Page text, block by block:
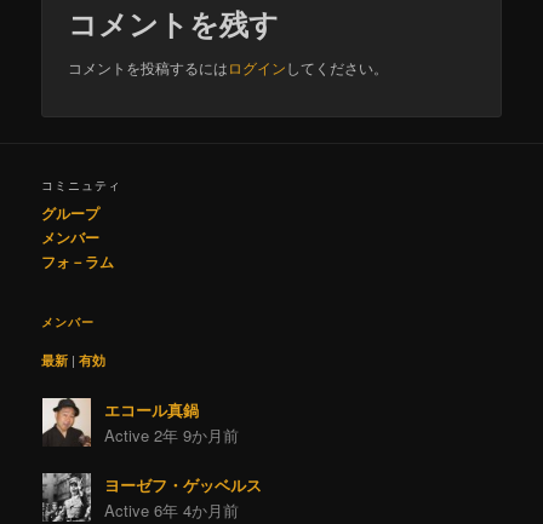
コメントを残す
コメントを投稿するにはログインしてください。
コミニュティ
グループ
メンバー
フォ－ラム
メンバー
最新 | 有効
エコール真鍋
Active 2年 9か月前
ヨーゼフ・ゲッベルス
Active 6年 4か月前